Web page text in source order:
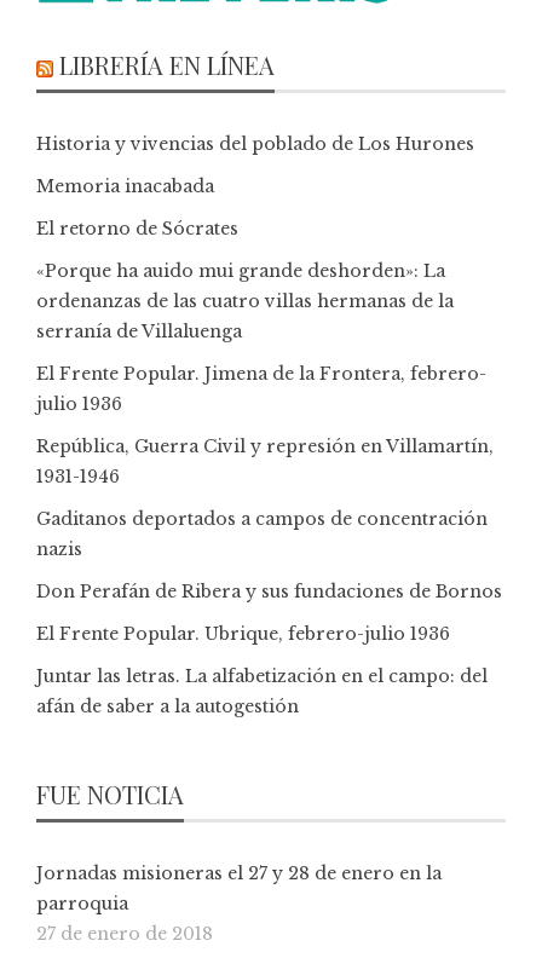
LIBRERÍA EN LÍNEA
Historia y vivencias del poblado de Los Hurones
Memoria inacabada
El retorno de Sócrates
«Porque ha auido mui grande deshorden»: La
ordenanzas de las cuatro villas hermanas de la
serranía de Villaluenga
El Frente Popular. Jimena de la Frontera, febrero-
julio 1936
República, Guerra Civil y represión en Villamartín,
1931-1946
Gaditanos deportados a campos de concentración
nazis
Don Perafán de Ribera y sus fundaciones de Bornos
El Frente Popular. Ubrique, febrero-julio 1936
Juntar las letras. La alfabetización en el campo: del
afán de saber a la autogestión
FUE NOTICIA
Jornadas misioneras el 27 y 28 de enero en la
parroquia
27 de enero de 2018